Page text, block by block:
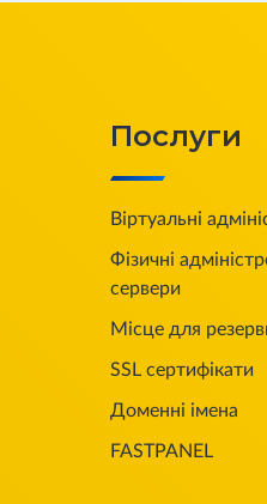
Послуги
Віртуальні
Фізичні
сервери
Місце для
SSL сертифікати
Доменні імена
FASTPANEL